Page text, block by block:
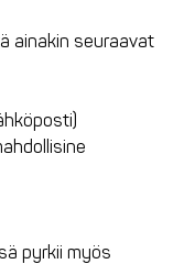
ainakin seuraavat
pyrkii myös